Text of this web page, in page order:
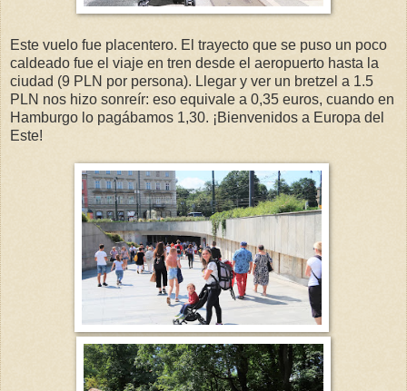
Este vuelo fue placentero. El trayecto que se puso un poco
caldeado fue el viaje en tren desde el aeropuerto hasta la
ciudad (9 PLN por persona). Llegar y ver un bretzel a 1.5
PLN nos hizo sonreír: eso equivale a 0,35 euros, cuando en
Hamburgo lo pagábamos 1,30. ¡Bienvenidos a Europa del
Este!